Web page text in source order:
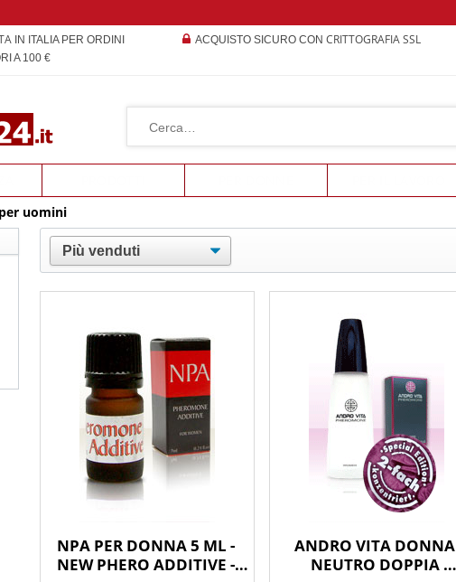
IN ITALIA PER ORDINI
A 100 €
ACQUISTO SICURO CON CRITTOGRAFIA SSL
uomini
NPA PER DONNA 5 ML -
NEW PHERO ADDITIVE -
ANDRO VITA DONNA
NEUTRO DOPPIA